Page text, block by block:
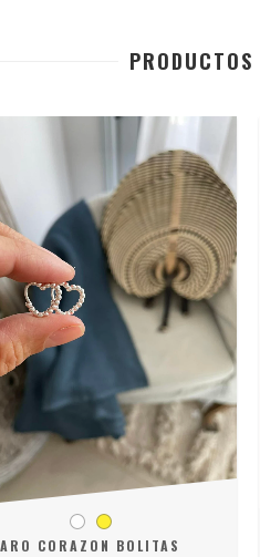
ARO CORAZON BOLITAS